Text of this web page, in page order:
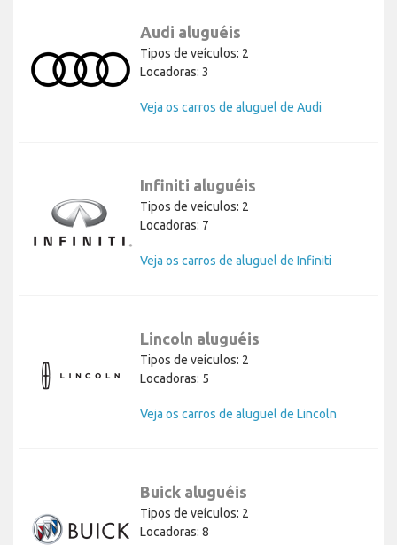
Audi aluguéis
Tipos de veículos: 2
Locadoras: 3
Veja os carros de aluguel de Audi
Infiniti aluguéis
Tipos de veículos: 2
Locadoras: 7
Veja os carros de aluguel de Infiniti
Lincoln aluguéis
Tipos de veículos: 2
Locadoras: 5
Veja os carros de aluguel de Lincoln
Buick aluguéis
Tipos de veículos: 2
Locadoras: 8